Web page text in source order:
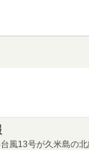
風13号が久米島の